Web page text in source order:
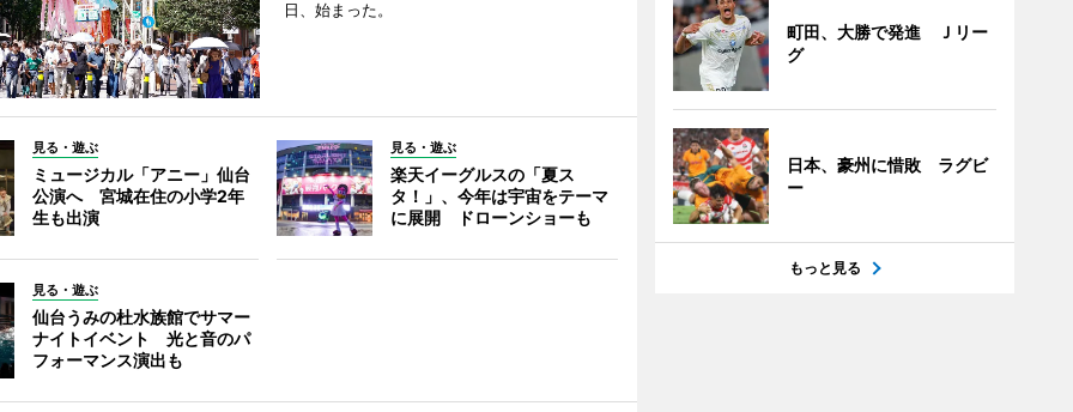
日、始まった。
見る・遊ぶ
ミュージカル「アニー」仙台
公演へ 宮城在住の小学2年
生も出演
見る・遊ぶ
楽天イーグルスの「夏ス
タ！」、今年は宇宙をテーマ
に展開 ドローンショーも
見る・遊ぶ
仙台うみの杜水族館でサマー
ナイトイベント 光と音のパ
フォーマンス演出も
町田、大勝で発進 Ｊリー
グ
日本、豪州に惜敗 ラグビ
ー
もっと見る